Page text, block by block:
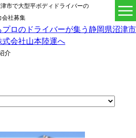
で大型平ボディドライバーの
会社募集
介